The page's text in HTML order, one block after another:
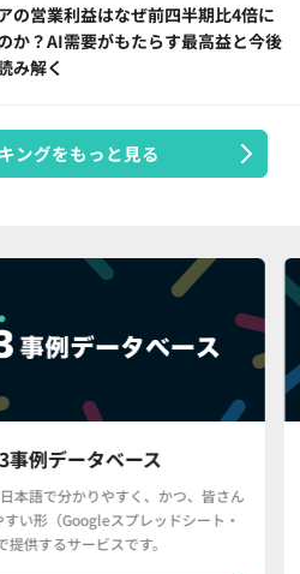
の営業利益はなぜ前四半期比4倍に
か？AI需要がもたらす最高益と今後
み解く
ングをもっと見る
例データベース
で分かりやすく、かつ、皆さん
形（Googleスプレッドシート・
するサービスです。